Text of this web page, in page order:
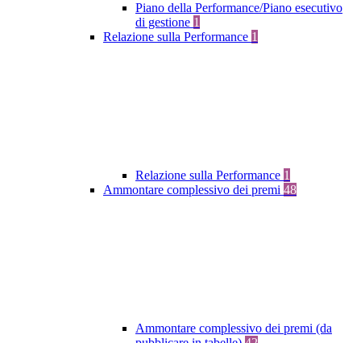
Piano della Performance/Piano esecutivo
di gestione 1
Relazione sulla Performance 1
Relazione sulla Performance 1
Ammontare complessivo dei premi 48
Ammontare complessivo dei premi (da